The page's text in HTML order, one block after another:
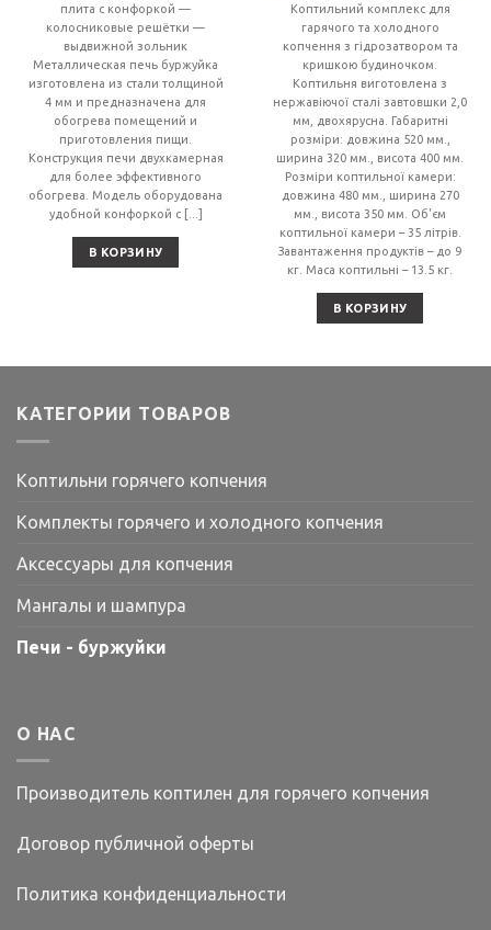
плита с конфоркой —
колосниковые решётки —
выдвижной зольник
Металлическая печь буржуйка
изготовлена из стали толщиной
4 мм и предназначена для
обогрева помещений и
приготовления пищи.
Конструкция печи двухкамерная
для более эффективного
обогрева. Модель оборудована
удобной конфоркой с [...]
В КОРЗИНУ
Коптильний комплекс для
гарячого та холодного
копчення з гідрозатвором та
кришкою будиночком.
Коптильня виготовлена з
нержавіючої сталі завтовшки 2,0
мм, двохярусна. Габаритні
розміри: довжина 520 мм.,
ширина 320 мм., висота 400 мм.
Розміри коптильної камери:
довжина 480 мм., ширина 270
мм., висота 350 мм. Об'єм
коптильної камери – 35 літрів.
Завантаження продуктів – до 9
кг. Маса коптильні – 13.5 кг.
В КОРЗИНУ
КАТЕГОРИИ ТОВАРОВ
Коптильни горячего копчения
Комплекты горячего и холодного копчения
Аксессуары для копчения
Мангалы и шампура
Печи - буржуйки
О НАС
Производитель коптилен для горячего копчения
Договор публичной оферты
Политика конфиденциальности